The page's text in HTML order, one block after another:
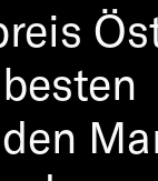
at